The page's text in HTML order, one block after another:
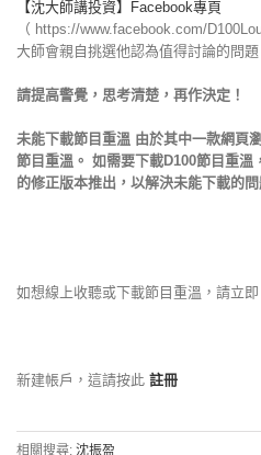
【沈大師講投資】Facebook專頁
（ https://www.facebook.com/
大師會親自挑選他認為值得討論的問
請提高警覺，思考清楚，再作決定！
未能下載節目重溫 由於其中一款網頁
節目重溫。 如需要下載D100節目重
的修正版本推出，以解決未能下載的
如想線上收聽或下載節目重溫，請立即
新建帳戶，這請按此 註冊
相關搜尋: 沈振盈